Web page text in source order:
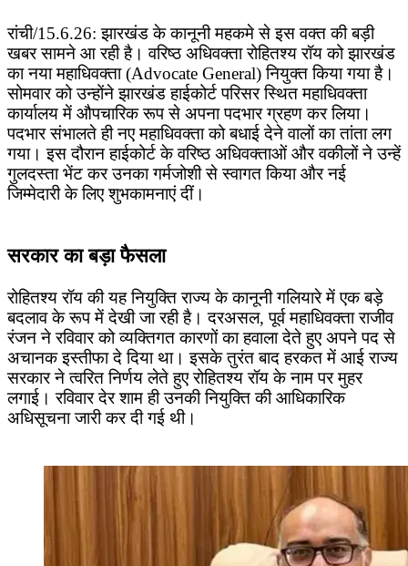
रांची/15.6.26: झारखंड के कानूनी महकमे से इस वक्त की बड़ी
खबर सामने आ रही है। वरिष्ठ अधिवक्ता रोहितश्य रॉय को झारखंड
का नया महाधिवक्ता (Advocate General) नियुक्त किया गया है।
सोमवार को उन्होंने झारखंड हाईकोर्ट परिसर स्थित महाधिवक्ता
कार्यालय में औपचारिक रूप से अपना पदभार ग्रहण कर लिया।
​पदभार संभालते ही नए महाधिवक्ता को बधाई देने वालों का तांता लग
गया। इस दौरान हाईकोर्ट के वरिष्ठ अधिवक्ताओं और वकीलों ने उन्हें
गुलदस्ता भेंट कर उनका गर्मजोशी से स्वागत किया और नई
जिम्मेदारी के लिए शुभकामनाएं दीं।
सरकार का बड़ा फैसला​
रोहितश्य रॉय की यह नियुक्ति राज्य के कानूनी गलियारे में एक बड़े
बदलाव के रूप में देखी जा रही है। दरअसल, पूर्व महाधिवक्ता राजीव
रंजन ने रविवार को व्यक्तिगत कारणों का हवाला देते हुए अपने पद से
अचानक इस्तीफा दे दिया था। इसके तुरंत बाद हरकत में आई राज्य
सरकार ने त्वरित निर्णय लेते हुए रोहितश्य रॉय के नाम पर मुहर
लगाई। रविवार देर शाम ही उनकी नियुक्ति की आधिकारिक
अधिसूचना जारी कर दी गई थी।